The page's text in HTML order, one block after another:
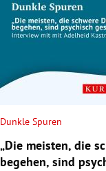
Dunkle Spuren
„Die meisten, die
begehen, sind